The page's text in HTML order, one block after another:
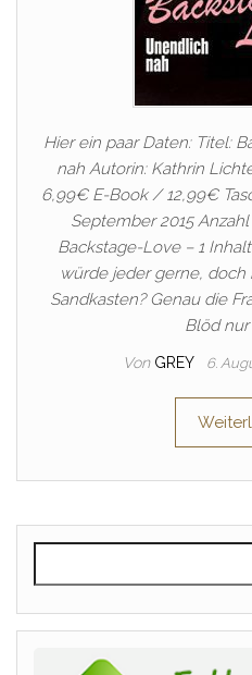
Hier ein paar Daten: Titel:
nah Autorin: Kathrin
6,99€ E-Book / 12,99€
September 2015
Backstage-Love – 1
würde jeder gerne, doch
Sandkasten? Genau die
Blöd
Von GREY 6.